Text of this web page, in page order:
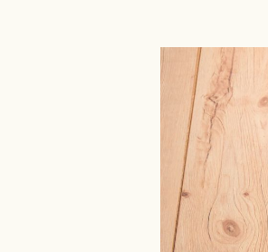
Bildergalerie überspringen